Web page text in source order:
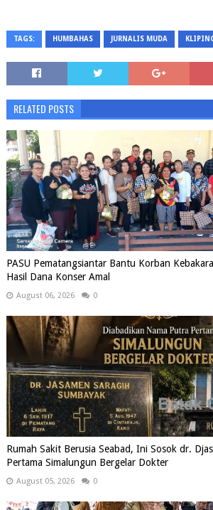
TAGS: HUMBAHAS JURNALIS MUDA
RELATED POSTS
PASU Pematangsiantar Bantu Korban
Hasil Dana Konser Amal
August 06, 2026 0
Rumah Sakit Berusia Seabad, Ini Sosok dr.
Pertama Simalungun Bergelar Dokter
August 05, 2026 0